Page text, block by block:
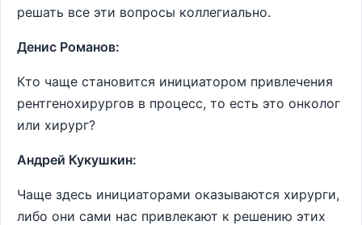
решать все эти вопросы коллегиально.
Денис Романов:
Кто чаще становится инициатором привлечения
рентгенохирургов в процесс, то есть это онколог
или хирург?
Андрей Кукушкин:
Чаще здесь инициаторами оказываются хирурги,
либо они сами нас привлекают к решению этих